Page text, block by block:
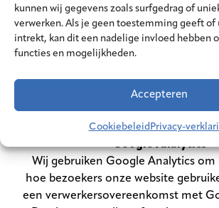
kunnen wij gegevens zoals surfgedrag of
verwerken. Als je geen toestemming geeft
intrekt, kan dit een nadelige invloed hebben
functies en mogelijkheden.
Accepteren
CookiebeleidPrivacy-
cookies.
U kunt via uw browser het plaatsen
uitschakelen, maar sommige
Een overzicht van alle cookies
obsdeverhalentuin.nl/
Google Analytics
Wij gebruiken Google Analytics om
hoe bezoekers onze website
een verwerkersovereenkomst met